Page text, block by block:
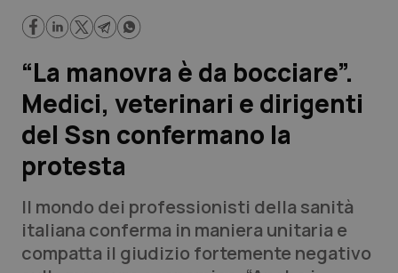
Regioni e Asl
Lavoro e Professioni
Scienza e Farmaci
Studi e Analisi
Lettere al direttore
Edizioni Regionali
“La manovra è da bocciare”.
Medici, veterinari e dirigenti
del Ssn confermano la
protesta
Il mondo dei professionisti della sanità
italiana conferma in maniera unitaria e
compatta il giudizio fortemente negativo